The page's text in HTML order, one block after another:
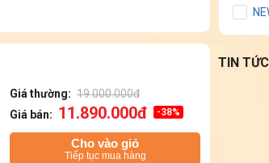
Giá thường: 19.000.000đ
Giá bán: 11.890.000đ -38%
Cho vào giỏ
Tiếp tục mua hàng
TIN